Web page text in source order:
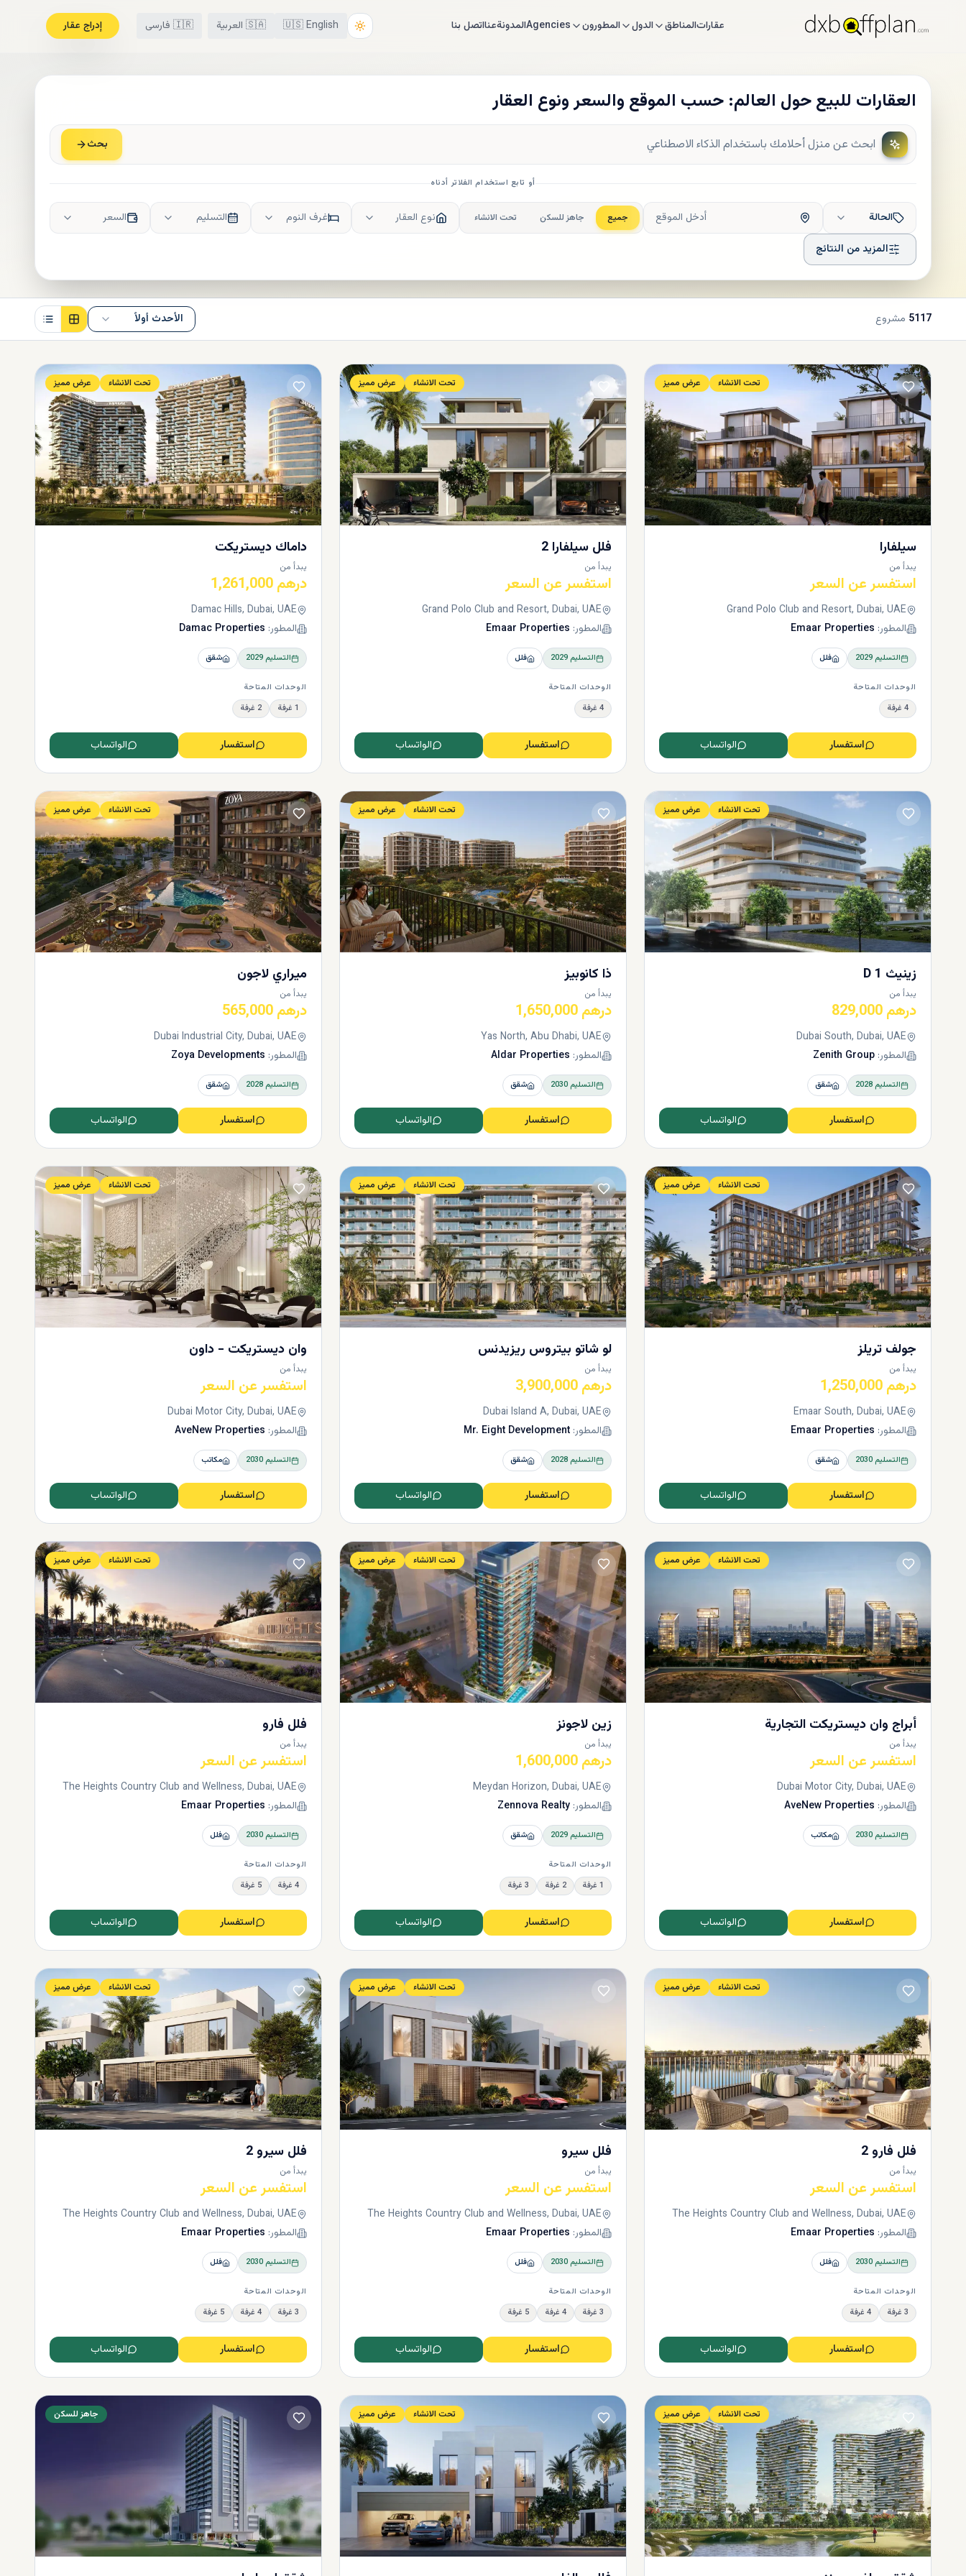
عقاراتالمناطق الدول المطورون Agenciesالمدونةعنااتصل بنا 🇺🇸English
🇸🇦 العربية 🇮🇷 فارسی إدراج عقار
العقارات للبيع حول العالم: حسب الموقع والسعر ونوع العقار
بحث
أو تابع استخدام الفلاتر أدناه
الحالة أدخل الموقع جميع جاهز للسكن تحت الانشاء نوع العقار غرف النوم التسليم
السعر
المزيد من النتائج
5117 مشروع الأحدث أولاً
تحت الانشاء عرض مميز
سيلفارا
يبدأ من
استفسر عن السعر
Grand Polo Club and Resort, Dubai, UAE
المطور: Emaar Properties
التسليم2029 فلل
الوحدات المتاحة
4 غرفة
استفسار الواتساب
تحت الانشاء عرض مميز
فلل سيلفارا 2
يبدأ من
استفسر عن السعر
Grand Polo Club and Resort, Dubai, UAE
المطور: Emaar Properties
التسليم2029 فلل
الوحدات المتاحة
4 غرفة
استفسار الواتساب
تحت الانشاء عرض مميز
داماك ديستريكت
يبدأ من
درهم 1,261,000
Damac Hills, Dubai, UAE
المطور: Damac Properties
التسليم2029 شقق
الوحدات المتاحة
1 غرفة
2 غرفة
استفسار الواتساب
تحت الانشاء عرض مميز
زينيث D 1
يبدأ من
درهم 829,000
Dubai South, Dubai, UAE
المطور: Zenith Group
التسليم2028 شقق
استفسار الواتساب
تحت الانشاء عرض مميز
ذا كانوبيز
يبدأ من
درهم 1,650,000
Yas North, Abu Dhabi, UAE
المطور: Aldar Properties
التسليم2030 شقق
استفسار الواتساب
تحت الانشاء عرض مميز
ميراري لاجون
يبدأ من
درهم 565,000
Dubai Industrial City, Dubai, UAE
المطور: Zoya Developments
التسليم2028 شقق
استفسار الواتساب
تحت الانشاء عرض مميز
جولف تريلز
يبدأ من
درهم 1,250,000
Emaar South, Dubai, UAE
المطور: Emaar Properties
التسليم2030 شقق
استفسار الواتساب
تحت الانشاء عرض مميز
لو شاتو بيتروس ريزيدنس
يبدأ من
درهم 3,900,000
Dubai Island A, Dubai, UAE
المطور: Mr. Eight Development
التسليم2028 شقق
استفسار الواتساب
تحت الانشاء عرض مميز
وان دیستریکت - داون
يبدأ من
استفسر عن السعر
Dubai Motor City, Dubai, UAE
المطور: AveNew Properties
التسليم2030 مكاتب
استفسار الواتساب
تحت الانشاء عرض مميز
أبراج وان ديستريكت التجارية
يبدأ من
استفسر عن السعر
Dubai Motor City, Dubai, UAE
المطور: AveNew Properties
التسليم2030 مكاتب
استفسار الواتساب
تحت الانشاء عرض مميز
زين لاجونز
يبدأ من
درهم 1,600,000
Meydan Horizon, Dubai, UAE
المطور: Zennova Realty
التسليم2029 شقق
الوحدات المتاحة
1 غرفة
2 غرفة 3 غرفة
استفسار الواتساب
تحت الانشاء عرض مميز
فلل فارو
يبدأ من
استفسر عن السعر
The Heights Country Club and Wellness, Dubai, UAE
المطور: Emaar Properties
التسليم2030 فلل
الوحدات المتاحة
4 غرفة
5 غرفة
استفسار الواتساب
تحت الانشاء عرض مميز
فلل فارو 2
يبدأ من
استفسر عن السعر
The Heights Country Club and Wellness, Dubai, UAE
المطور: Emaar Properties
التسليم2030 فلل
الوحدات المتاحة
3 غرفة
4 غرفة
استفسار الواتساب
تحت الانشاء عرض مميز
فلل سيرو
يبدأ من
استفسر عن السعر
The Heights Country Club and Wellness, Dubai, UAE
المطور: Emaar Properties
التسليم2030 فلل
الوحدات المتاحة
3 غرفة
4 غرفة 5 غرفة
استفسار الواتساب
تحت الانشاء عرض مميز
فلل سيرو 2
يبدأ من
استفسر عن السعر
The Heights Country Club and Wellness, Dubai, UAE
المطور: Emaar Properties
التسليم2030 فلل
الوحدات المتاحة
3 غرفة
4 غرفة 5 غرفة
استفسار الواتساب
تحت الانشاء عرض مميز تحت الانشاء عرض مميز جاهز للسكن